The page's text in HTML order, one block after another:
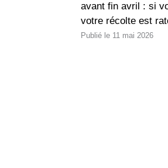
avant fin avril : si
votre récolte est
11 mai 2026